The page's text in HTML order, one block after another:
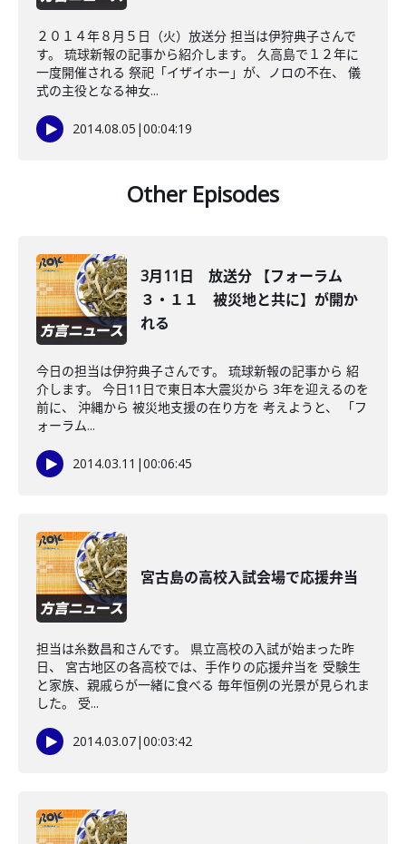
２０１４年８月５日（火）放送分 担当は伊狩典子さんで
す。 琉球新報の記事から紹介します。 久高島で１２年に
一度開催される 祭祀「イザイホー」が、ノロの不在、 儀
式の主役となる神女...
2014.08.05 |00:04:19
Other Episodes
3月11日 放送分 【フォーラム
３・１１ 被災地と共に】が開か
れる
今日の担当は伊狩典子さんです。 琉球新報の記事から 紹
介します。 今日11日で東日本大震災から 3年を迎えるのを
前に、 沖縄から 被災地支援の在り方を 考えようと、 「フ
ォーラム...
2014.03.11 |00:06:45
宮古島の高校入試会場で応援弁当
担当は糸数昌和さんです。 県立高校の入試が始まった昨
日、 宮古地区の各高校では、手作りの応援弁当を 受験生
と家族、親戚らが一緒に食べる 毎年恒例の光景が見られま
した。 受...
2014.03.07|00:03:42